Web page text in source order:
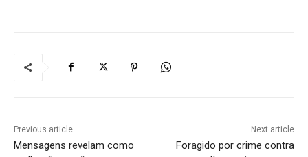
Previous article
Mensagens revelam como
Next article
Foragido por crime contra